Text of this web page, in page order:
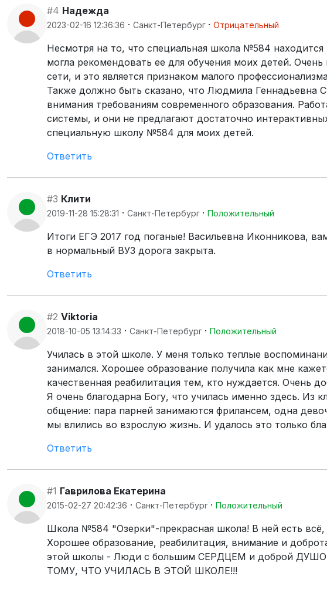
#4 Надежда
2023-02-16 12:36:36 · Санкт-Петербург · Отрицательный
Несмотря на то, что специальная школа №584
могла рекомендовать ее для обучения моих детей.
сети, и это является признаком малого
Также должно быть сказано, что Людмила Геннадьевна
внимания требованиям современного образования.
системы, и они не предлагают достаточно
специальную школу №584 для моих детей.
Ответить
#3 Клити
2019-11-28 15:28:31 · Санкт-Петербург · Положительный
Итоги ЕГЭ 2017 год поганые! Васильевна Иконникова,
в нормальный ВУЗ дорога закрыта.
Ответить
#2 Viktoria
2018-10-05 13:14:33 · Санкт-Петербург · Положительный
Училась в этой школе. У меня только теплые
занимался. Хорошее образование получила как мне
качественная реабилитация тем, кто нуждается. Очень
Я очень благодарна Богу, что училась именно здесь. Из
общение: пара парней занимаются фрилансем, одна
мы влились во взрослую жизнь. И удалось это только
Ответить
#1 Гаврилова Екатерина
2015-02-27 20:42:36 · Санкт-Петербург · Положительный
Школа №584 "Озерки"-прекрасная школа! В ней есть
Хорошее образование, реабилитация, внимание и
этой школы - Люди с большим СЕРДЦЕМ и доброй
ТОМУ, ЧТО УЧИЛАСЬ В ЭТОЙ ШКОЛЕ!!!